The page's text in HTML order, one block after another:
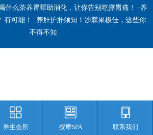
什么茶养胃帮助消化，让你告别吃撑胃痛！ · 养
有可能！
· 养肝护肝须知！沙棘果极佳，这些你
不得不知
养生会所 按摩SPA 联系我们